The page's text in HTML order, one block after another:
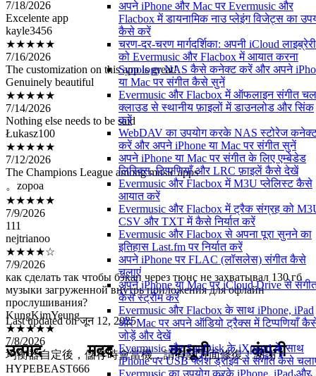
अपने iPhone और Mac पर Evermusic और
Flacbox में डायनामिक नाउ प्लेइंग विजेट्स का
कैसे करें
चरण-दर-चरण मार्गदर्शिका: अपनी iCloud लाइब्रेरी
को Evermusic और Flacbox में आयात करना
Synology NAS कैसे कनेक्ट करें और अपने
या Mac पर संगीत कैसे सुनें
Evermusic और Flacbox में ऑफलाइन संगीत
क्लाउड से स्थानीय फ़ाइलों में डाउनलोड और सिंक
करें
WebDAV का उपयोग करके NAS स्टोरेज
करें और अपने iPhone या Mac पर संगीत सुनें
अपने iPhone या Mac पर संगीत के लिए एम्बेडेड
लिरिक्स, टिप्पणियाँ और LRC फ़ाइलें कैसे देखें
Evermusic और Flacbox में M3U प्लेलिस्ट कैसे
आयात करें
Evermusic और Flacbox में ट्रैक संग्रह को
CSV और TXT में कैसे निर्यात करें
Evermusic और Flacbox से अपना पूरा सुनने का
इतिहास Last.fm पर निर्यात करें
अपने iPhone पर FLAC (लॉसलेस) संगीत कैसे
चलाएं
अपने iPhone या Mac पर iCloud Drive से
कैसे स्ट्रीम करें
Evermusic और Flacbox के साथ iPhone, iPad
और Mac पर अपने ऑडियो ट्रैक्स में टिप्पणियाँ
जोड़ें और देखें
Evermusic और SanDisk के iXpand के साथ
iPhone पर USB फ्लैश ड्राइव से संगीत कैसे
Evermusic का उपयोग करके iPhone, iPad और
Excelente app
kayle3456
★★★★★
7/16/2026
The customization on this app is great!
Genuinely beautiful
★★★★★
7/14/2026
Nothing else needs to be said
Łukasz100
★★★★★
7/12/2026
The Champions League among music apps
。zopoa
★★★★★
7/9/2026
111
nejtrianoo
★★★★☆
7/9/2026
как сделать так чтобы бэкап через тюнс не захватывал 130 гб
музыки загруженной внутрь приложения для офлайн
прослушивания?
KungKimYeung
★★★★★
7/8/2026
均衡器自定後，儲存時會當機，請有關方面修復！謝謝！
HYPEBEAST666
★★★★★
Last updated onजून 12, 2025
उत्पाद मदद कानूनी कंपनी